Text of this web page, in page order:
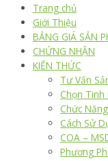
Trang chủ
Giới Thiệu
BẢNG GIÁ SẢN
CHỨNG NHẬN
KIẾN THỨC
Tư Vấn
Chọn
Chức
Cách Sử
COA –
Phương